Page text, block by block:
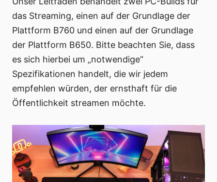
das Streaming, einen auf der Grundlage der
Plattform B760 und einen auf der Grundlage
der Plattform B650. Bitte beachten Sie, dass
es sich hierbei um „notwendige“
Spezifikationen handelt, die wir jedem
empfehlen würden, der ernsthaft für die
Öffentlichkeit streamen möchte.